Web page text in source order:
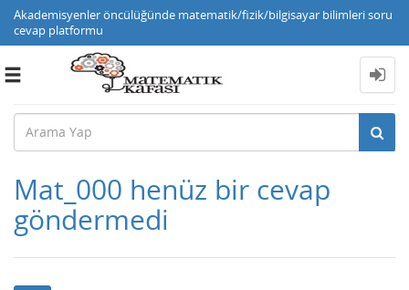
Akademisyenler öncülüğünde matematik/fizik/bilgisayar bilimleri soru
cevap platformu
Toggle
Mat_000 henüz bir cevap
göndermedi